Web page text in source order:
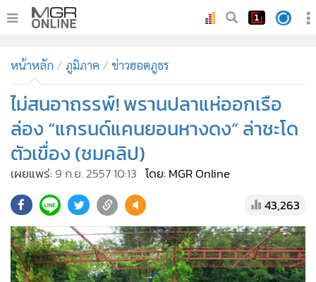
ทันเหตุการณ์
• ภาคใต้
ภูมิภาค
Online Section
• บันเทิง
• คอลัมนิสต์
• ละคร
• CbizReview
• Cyber BIZ
หน้าหลัก ภูมิภาค ข่าวฮอตภูธร
ไม่สนอาถรรพ์! พรานปลาแห่ออกเรือ
ล่อง “แกรนด์แคนยอนหางดง” ล่าชะโด
ตัวเขื่อง (ชมคลิป)
เผยแพร่: 9 ก.ย. 2557 10:13 โดย: MGR Online
43,263